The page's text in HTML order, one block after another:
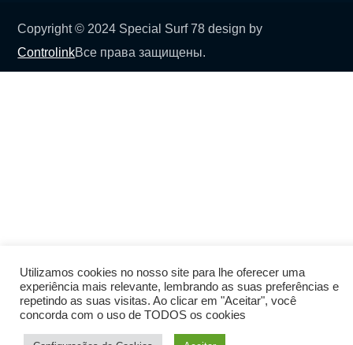
Copyright © 2024 Special Surf 78 design by
ControlinkВсе права защищены.
Utilizamos cookies no nosso site para lhe oferecer uma
experiência mais relevante, lembrando as suas preferências e
repetindo as suas visitas. Ao clicar em "Aceitar", você
concorda com o uso de TODOS os cookies